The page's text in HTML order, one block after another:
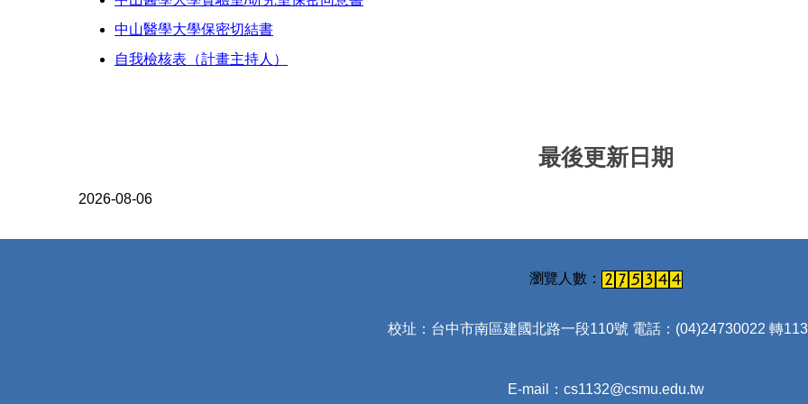
中山醫學大學保密切結書
自我檢核表（計畫主持人）
最後更新日期
2026-08-06
校址：台中市南區建國北路一段110號 電話：(04)24730022 轉
E-mail：cs1132@csmu.edu.tw